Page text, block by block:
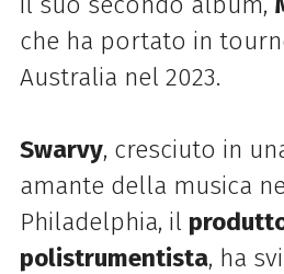
che ha portato in
Australia nel 2023.
Swarvy, cresciuto in
amante della musica
Philadelphia, il
polistrumentista, ha